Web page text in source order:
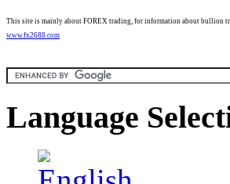
This site is mainly about FOREX trading, for information about bullion
www.fx2688.com
Language